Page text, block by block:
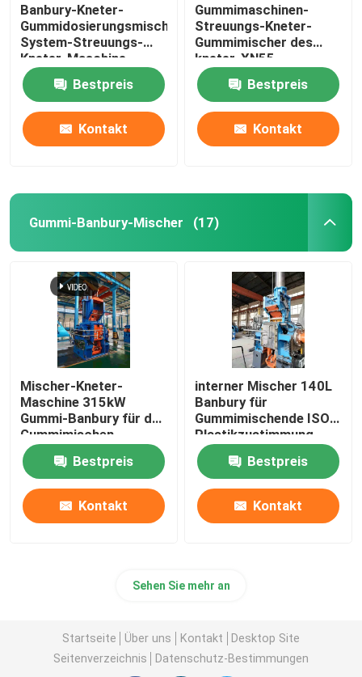
Banbury-Kneter-
Gummidosierungsmischendes
System-Streuungs-
Kneter-Maschine
Bestpreis
Kontakt
Gummimaschinen-
Streuungs-Kneter-
Gummimischer des
kneter-XN55
Bestpreis
Kontakt
Gummi-Banbury-Mischer (17)
Mischer-Kneter-
Maschine 315kW
Gummi-Banbury für das
Gummimischen
Bestpreis
Kontakt
interner Mischer 140L
Banbury für
Gummimischende ISO-
Plastikzustimmung
Bestpreis
Kontakt
Sehen Sie mehr an
Startseite Über uns Kontakt
Desktop Site
Seitenverzeichnis
Datenschutz-Bestimmungen